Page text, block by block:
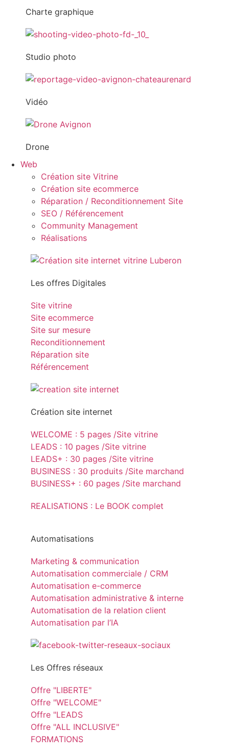
Charte graphique
Studio photo
Vidéo
Drone
Web
Création site Vitrine
Création site ecommerce
Réparation / Reconditionnement Site
SEO / Référencement
Community Management
Réalisations
Les offres Digitales
Site vitrine
Site ecommerce
Site sur mesure
Reconditionnement
Réparation site
Référencement
Création site internet
WELCOME : 5 pages /Site vitrine
LEADS : 10 pages /Site vitrine
LEADS+ : 30 pages /Site vitrine
BUSINESS : 30 produits /Site marchand
BUSINESS+ : 60 pages /Site marchand
REALISATIONS : Le BOOK complet
Automatisations
Marketing & communication
Automatisation commerciale / CRM
Automatisation e-commerce
Automatisation administrative & interne
Automatisation de la relation client
Automatisation par l’IA
Les Offres réseaux
Offre "LIBERTE"
Offre "WELCOME"
Offre "LEADS
Offre "ALL INCLUSIVE"
FORMATIONS